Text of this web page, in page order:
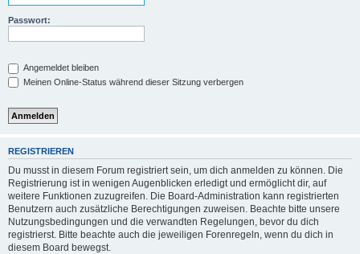
Passwort:
Angemeldet bleiben
Meinen Online-Status während dieser Sitzung verbergen
REGISTRIEREN
Du musst in diesem Forum registriert sein, um dich anmelden zu können. Die
Registrierung ist in wenigen Augenblicken erledigt und ermöglicht dir, auf
weitere Funktionen zuzugreifen. Die Board-Administration kann registrierten
Benutzern auch zusätzliche Berechtigungen zuweisen. Beachte bitte unsere
Nutzungsbedingungen und die verwandten Regelungen, bevor du dich
registrierst. Bitte beachte auch die jeweiligen Forenregeln, wenn du dich in
diesem Board bewegst.